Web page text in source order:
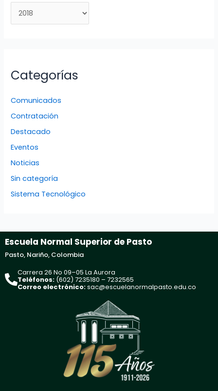
Categorías
Comunicados
Contratación
Destacado
Eventos
Noticias
Sin categoría
Sistema Tecnológico
Escuela Normal Superior de Pasto
Pasto, Nariño, Colombia
Carrera 26 No 09–05 La Aurora
Teléfonos: (602) 7235180 – 7232565
Correo electrónico:sac@escuelanormalpasto.edu.co